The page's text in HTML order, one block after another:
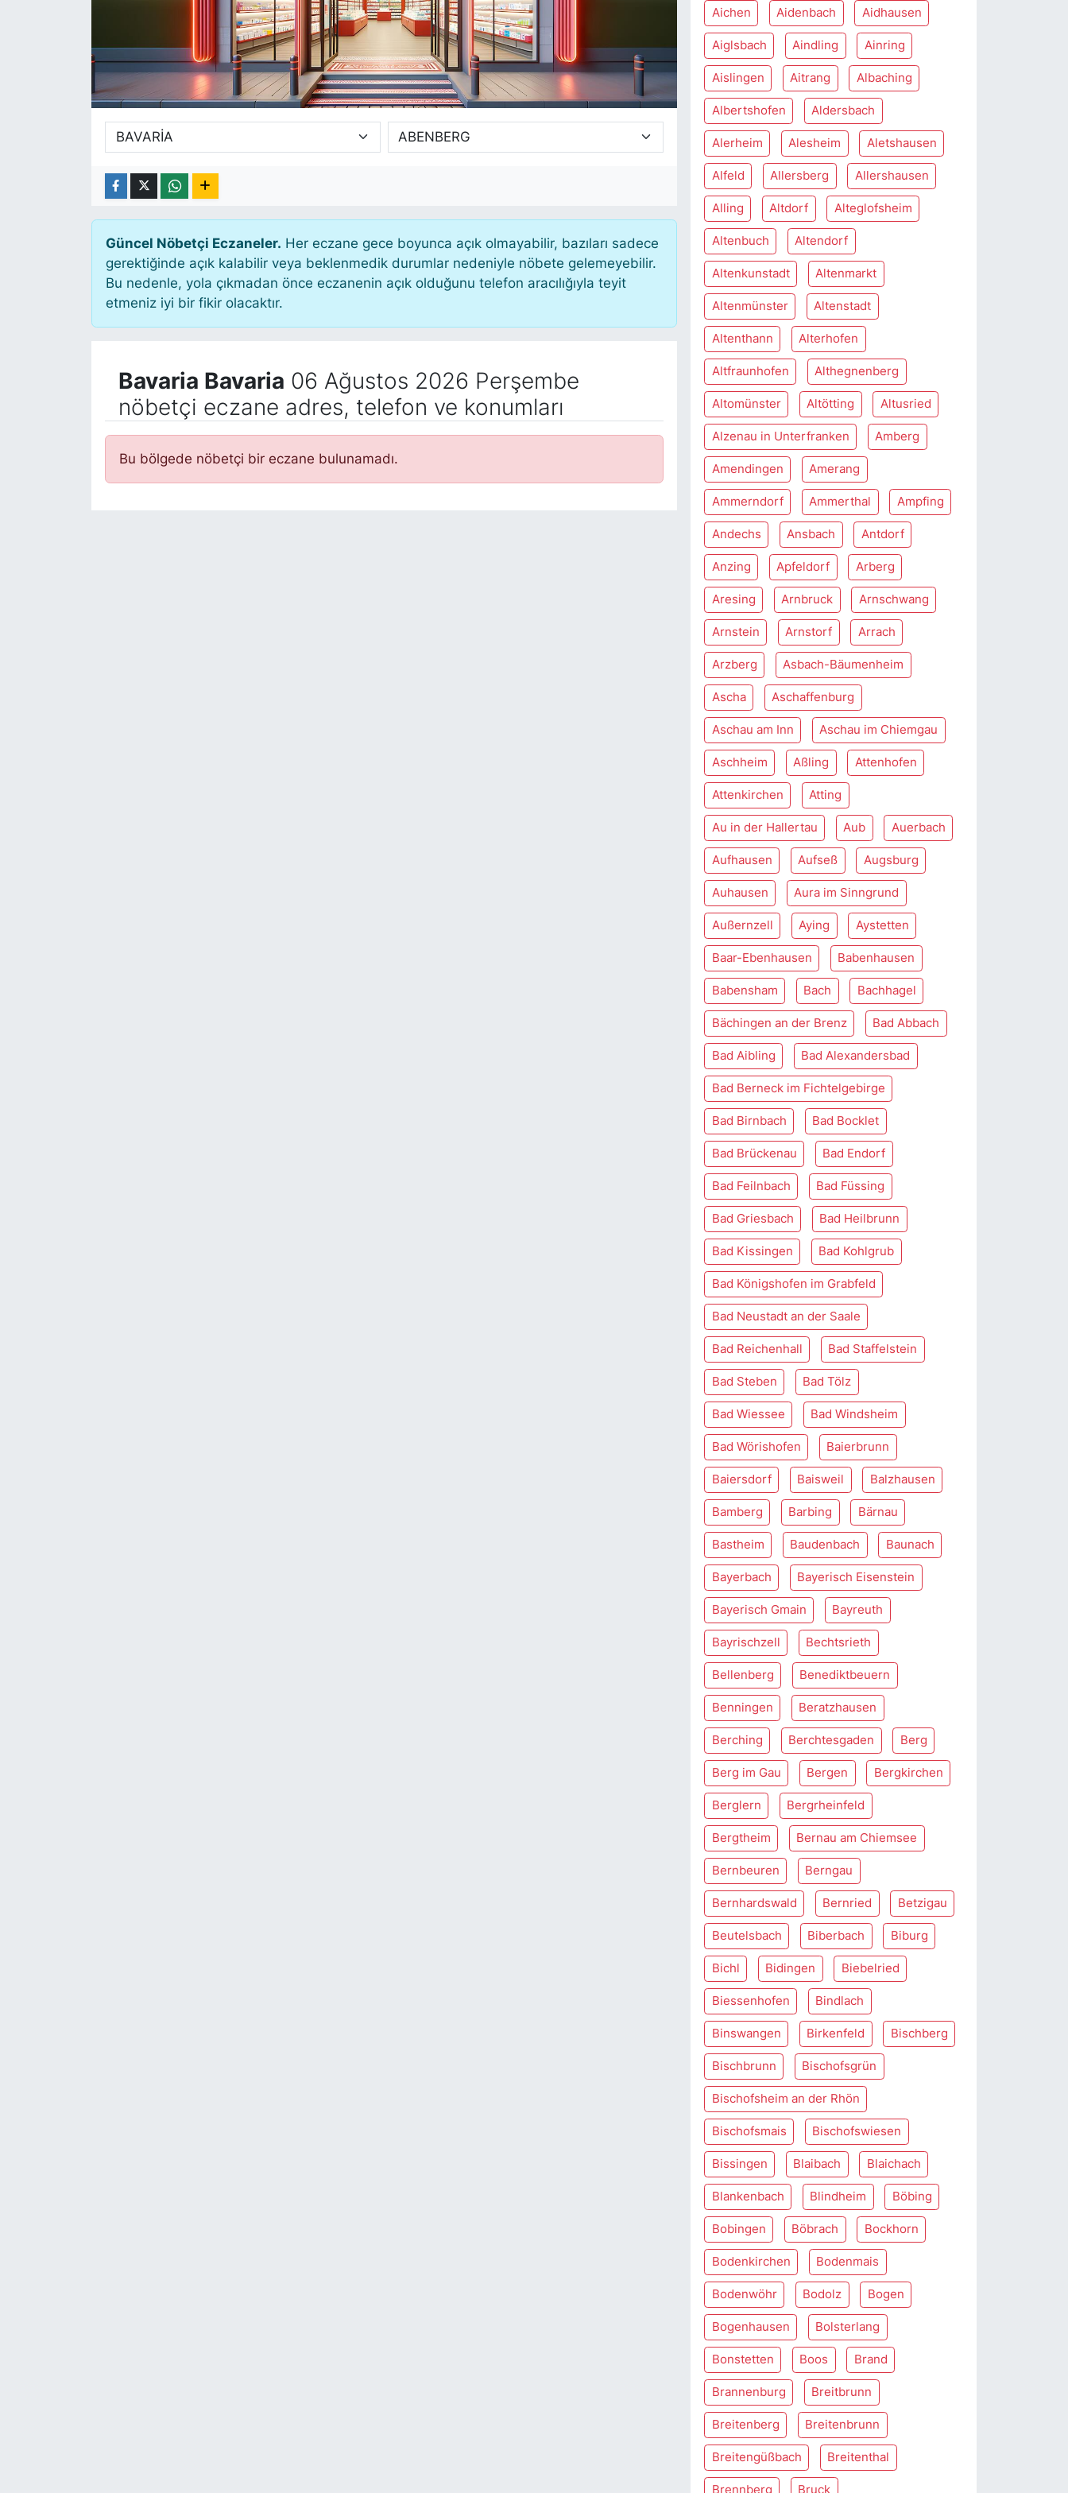
Güncel Nöbetçi Eczaneler. Her eczane gece boyunca açık olmayabilir, bazıları sadece
gerektiğinde açık kalabilir veya beklenmedik durumlar nedeniyle nöbete gelemeyebilir.
Bu nedenle, yola çıkmadan önce eczanenin açık olduğunu telefon aracılığıyla teyit
etmeniz iyi bir fikir olacaktır.
Bavaria Bavaria 06 Ağustos 2026 Perşembe
nöbetçi eczane adres, telefon ve konumları
Bu bölgede nöbetçi bir eczane bulunamadı.
Aichen Aidenbach Aidhausen
Aiglsbach Aindling Ainring
Aislingen Aitrang Albaching
Albertshofen Aldersbach
Alerheim Alesheim Aletshausen
Alfeld Allersberg Allershausen
Alling Altdorf Alteglofsheim
Altenbuch Altendorf
Altenkunstadt Altenmarkt
Altenmünster Altenstadt
Altenthann Alterhofen
Altfraunhofen Althegnenberg
Altomünster Altötting Altusried
Alzenau in Unterfranken Amberg
Amendingen Amerang
Ammerndorf Ammerthal Ampfing
Andechs Ansbach Antdorf
Anzing Apfeldorf Arberg
Aresing Arnbruck Arnschwang
Arnstein Arnstorf Arrach
Arzberg Asbach-Bäumenheim
Ascha Aschaffenburg
Aschau am Inn Aschau im Chiemgau
Aschheim Aßling Attenhofen
Attenkirchen Atting
Au in der Hallertau Aub Auerbach
Aufhausen Aufseß Augsburg
Auhausen Aura im Sinngrund
Außernzell Aying Aystetten
Baar-Ebenhausen Babenhausen
Babensham Bach Bachhagel
Bächingen an der Brenz Bad Abbach
Bad Aibling Bad Alexandersbad
Bad Berneck im Fichtelgebirge
Bad Birnbach Bad Bocklet
Bad Brückenau Bad Endorf
Bad Feilnbach Bad Füssing
Bad Griesbach Bad Heilbrunn
Bad Kissingen Bad Kohlgrub
Bad Königshofen im Grabfeld
Bad Neustadt an der Saale
Bad Reichenhall Bad Staffelstein
Bad Steben Bad Tölz
Bad Wiessee Bad Windsheim
Bad Wörishofen Baierbrunn
Baiersdorf Baisweil Balzhausen
Bamberg Barbing Bärnau
Bastheim Baudenbach Baunach
Bayerbach Bayerisch Eisenstein
Bayerisch Gmain Bayreuth
Bayrischzell Bechtsrieth
Bellenberg Benediktbeuern
Benningen Beratzhausen
Berching Berchtesgaden Berg
Berg im Gau Bergen Bergkirchen
Berglern Bergrheinfeld
Bergtheim Bernau am Chiemsee
Bernbeuren Berngau
Bernhardswald Bernried Betzigau
Beutelsbach Biberbach Biburg
Bichl Bidingen Biebelried
Biessenhofen Bindlach
Binswangen Birkenfeld Bischberg
Bischbrunn Bischofsgrün
Bischofsheim an der Rhön
Bischofsmais Bischofswiesen
Bissingen Blaibach Blaichach
Blankenbach Blindheim Böbing
Bobingen Böbrach Bockhorn
Bodenkirchen Bodenmais
Bodenwöhr Bodolz Bogen
Bogenhausen Bolsterlang
Bonstetten Boos Brand
Brannenburg Breitbrunn
Breitenberg Breitenbrunn
Breitengüßbach Breitenthal
Brennberg Bruck
SAĞLIK